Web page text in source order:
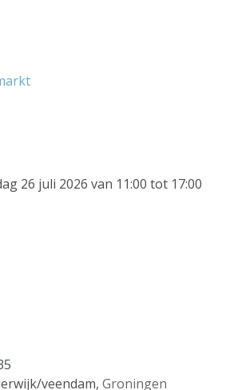
26 juli 2026 van 11:00 tot 17:00
veendam, Groningen